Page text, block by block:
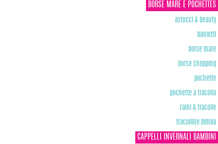
BORSE MARE E POCHETTES
astucci & beauty
bauletti
borse mare
borse shopping
pochette
pochette a tracolla
zaini & tracolle
tracolline bimba
CAPPELLI INVERNALI BAMBINI